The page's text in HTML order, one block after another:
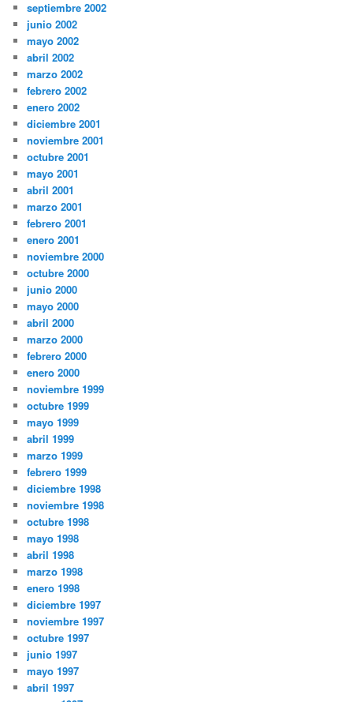
septiembre 2002
junio 2002
mayo 2002
abril 2002
marzo 2002
febrero 2002
enero 2002
diciembre 2001
noviembre 2001
octubre 2001
mayo 2001
abril 2001
marzo 2001
febrero 2001
enero 2001
noviembre 2000
octubre 2000
junio 2000
mayo 2000
abril 2000
marzo 2000
febrero 2000
enero 2000
noviembre 1999
octubre 1999
mayo 1999
abril 1999
marzo 1999
febrero 1999
diciembre 1998
noviembre 1998
octubre 1998
mayo 1998
abril 1998
marzo 1998
enero 1998
diciembre 1997
noviembre 1997
octubre 1997
junio 1997
mayo 1997
abril 1997